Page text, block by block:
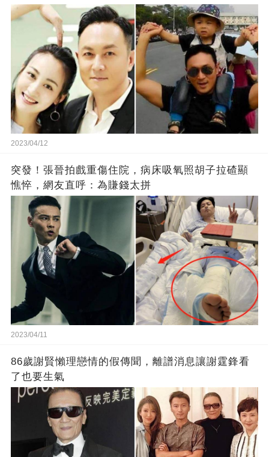
2023/04/12
突發！張晉拍戲重傷住院，病床吸氧照胡子拉碴顯
憔悴，網友直呼：為賺錢太拼
2023/04/11
86歲謝賢懶理戀情的假傳聞，離譜消息讓謝霆鋒看
了也要生氣